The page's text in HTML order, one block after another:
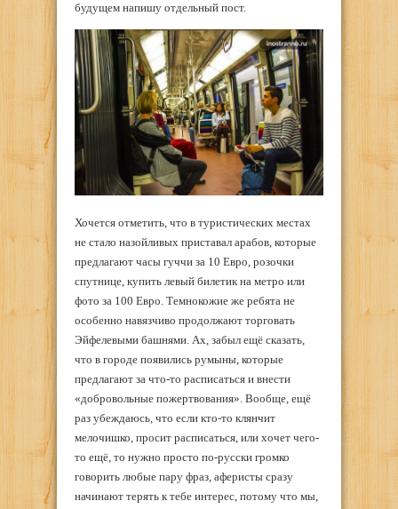
будущем напишу отдельный пост.
Хочется отметить, что в туристических местах
не стало назойливых приставал арабов, которые
предлагают часы гуччи за 10 Евро, розочки
спутнице, купить левый билетик на метро или
фото за 100 Евро. Темнокожие же ребята не
особенно навязчиво продолжают торговать
Эйфелевыми башнями. Ах, забыл ещё сказать,
что в городе появились румыны, которые
предлагают за что-то расписаться и внести
«добровольные пожертвования». Вообще, ещё
раз убеждаюсь, что если кто-то клянчит
мелочишко, просит расписаться, или хочет чего-
то ещё, то нужно просто по-русски громко
говорить любые пару фраз, аферисты сразу
начинают терять к тебе интерес, потому что мы,